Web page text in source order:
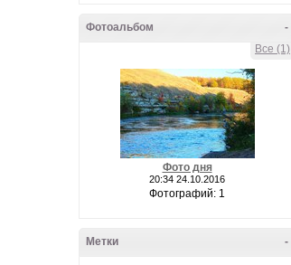
-
Фотоальбом
Все (1)
Фото дня
20:34 24.10.2016
Фотографий: 1
-
Метки